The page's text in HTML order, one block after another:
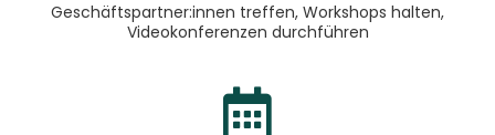
Geschäftspartner:innen treffen, Workshops halten,
Videokonferenzen durchführen